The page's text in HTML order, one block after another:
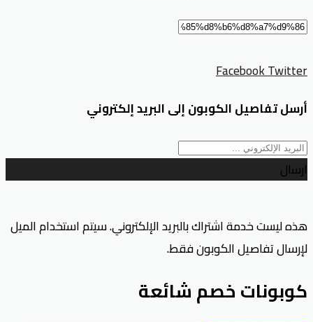
FacebookTwitter
أرسل تفاصيل الكوبون إلى البريد إلكتروني
ارسال
هذه ليست خدمة اشتراك بالبريد الإلكتروني. سيتم استخدام الميل
لإرسال تفاصيل الكوبون فقط.
كوبونات خصم شائعة